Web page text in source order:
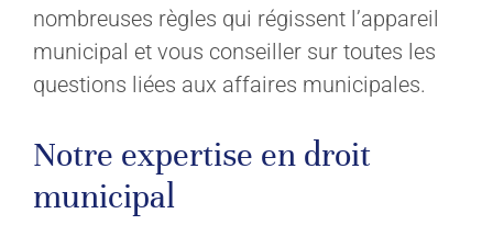
nombreuses règles qui régissent l’appareil
municipal et vous conseiller sur toutes les
questions liées aux affaires municipales.
Notre expertise en droit
municipal